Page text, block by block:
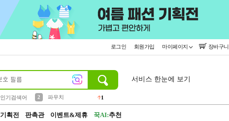
로그인 회원가입 마이페이지 장바구니
인기검색어
2
파우치
1
서비스 한눈에 보기
기획전 판촉관 이벤트&제휴 꾹AI:추천